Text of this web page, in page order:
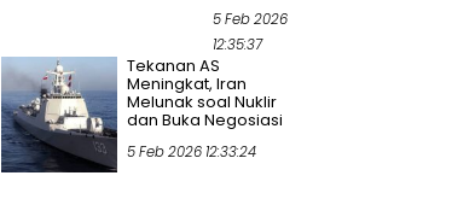
5 Feb 2026
12:35:37
Tekanan AS
Meningkat, Iran
Melunak soal Nuklir
dan Buka Negosiasi
5 Feb 2026 12:33:24